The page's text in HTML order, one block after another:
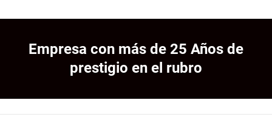
Empresa con más de 25 Años de
prestigio en el rubro